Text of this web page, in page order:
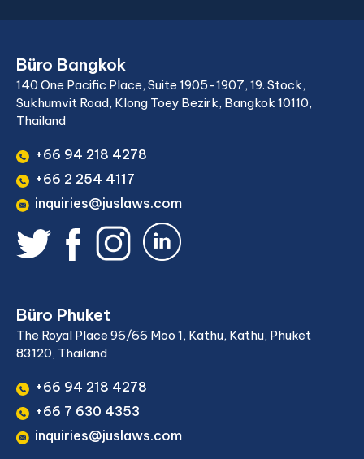
Büro Bangkok
140 One Pacific Place, Suite 1905-1907, 19. Stock,
Sukhumvit Road, Klong Toey Bezirk, Bangkok 10110,
Thailand
+66 94 218 4278
+66 2 254 4117
inquiries@juslaws.com
Büro Phuket
The Royal Place 96/66 Moo 1, Kathu, Kathu, Phuket
83120, Thailand
+66 94 218 4278
+66 7 630 4353
inquiries@juslaws.com